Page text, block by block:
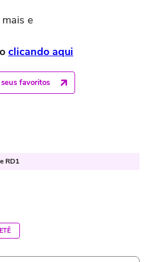
e
clicando aqui
favoritos
RD1